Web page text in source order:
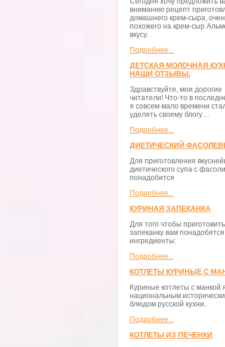
вниманию рецепт
домашнего крем-сыра,
похожего на крем-сыр
вкусу.
Подробнее...
ДЕТСКАЯ МОЛОЧНАЯ
НАШИ ОТЗЫВЫ.
Здравствуйте, мои дорогие
читатели! Что-то в
я совсем мало времени
уделять своему блогу…
Подробнее...
ДИЕТИЧЕСКИЙ
Для приготовления
диетического супа с
понадобится
Подробнее...
КУРИНАЯ ЗАПЕКАНКА
Для того чтобы
запеканку вам понадобятся
ингредиенты:
Подробнее...
КОТЛЕТЫ КУРИНЫЕ С
Куриные котлеты с манкой
национальным
блюдом русской кухни.
Подробнее...
КОТЛЕТЫ ИЗ ПЕЧЕНКИ